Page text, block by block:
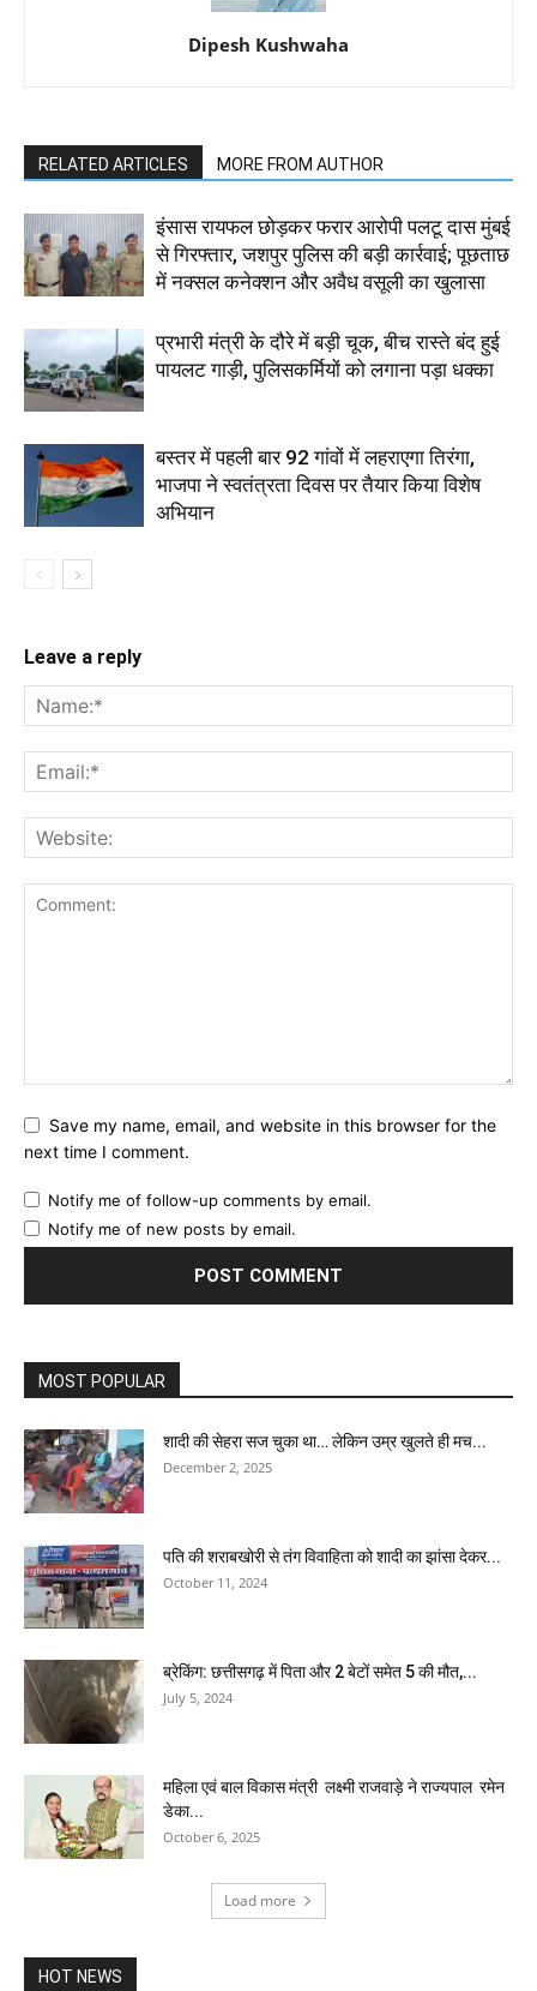
Dipesh Kushwaha
RELATED ARTICLES MORE FROM AUTHOR
इंसास रायफल छोड़कर फरार आरोपी पलटू दास मुंबई
से गिरफ्तार, जशपुर पुलिस की बड़ी कार्रवाई; पूछताछ
में नक्सल कनेक्शन और अवैध वसूली का खुलासा
प्रभारी मंत्री के दौरे में बड़ी चूक, बीच रास्ते बंद हुई
पायलट गाड़ी, पुलिसकर्मियों को लगाना पड़ा धक्का
बस्तर में पहली बार 92 गांवों में लहराएगा तिरंगा,
भाजपा ने स्वतंत्रता दिवस पर तैयार किया विशेष
अभियान
Leave a reply
Save my name, email, and website in this browser for the
next time I comment.
Notify me of follow-up comments by email.
Notify me of new posts by email.
MOST POPULAR
शादी की सेहरा सज चुका था… लेकिन उम्र खुलते ही मच...
December 2, 2025
पति की शराबखोरी से तंग विवाहिता को शादी का झांसा देकर...
October 11, 2024
ब्रेकिंग: छत्तीसगढ़ में पिता और 2 बेटों समेत 5 की मौत,...
July 5, 2024
महिला एवं बाल विकास मंत्री लक्ष्मी राजवाड़े ने राज्यपाल रमेन
डेका...
October 6, 2025
Load more
HOT NEWS